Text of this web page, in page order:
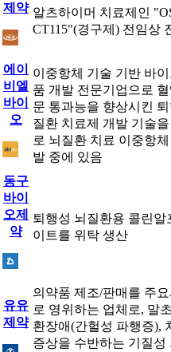
제약 알츠하이머 치료제인
CT115"(경구제) 전임상
에이
비엘
바이
오
이중항체 기술 기반 바
품 개발 전문기업으로
문 통과능을 향상시킨 퇴
질환 치료제 개발 기술
로 뇌질환 치료 이중항체
발 중에 있음
동구
바이
오제
약
퇴행성 뇌질환용 콜린알
이트를 위탁 생산
유유
제약
의약품 제조/판매를 주
로 영위하는 업체로, 말
환장애(간헐성 파행증),
증상을 수반하는 기질성